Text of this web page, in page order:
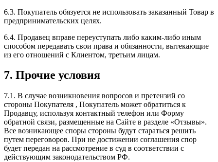
6.3. Покупатель обязуется не использовать заказанный Товар в
предпринимательских целях.
6.4. Продавец вправе переуступать либо каким-либо иным
способом передавать свои права и обязанности, вытекающие
из его отношений с Клиентом, третьим лицам.
7. Прочие условия
7.1. В случае возникновения вопросов и претензий со
стороны Покупателя , Покупатель может обратиться к
Продавцу, используя контактный телефон или Форму
обратной связи, размещенные на Сайте в разделе «Отзывы».
Все возникающее споры стороны будут стараться решить
путем переговоров. При не достижении соглашения спор
будет передан на рассмотрение в суд в соответствии с
действующим законодательством РФ.